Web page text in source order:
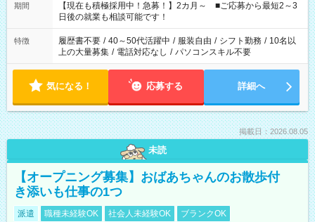
たくない」 など、ご希望を教えてくださいね。 ※Wワーク希望
の方へ 今ご覧のお仕事で希望する勤務時間と、もう1つのお仕事
の勤務時間。 合計で週40時間を超える場合は応募できません。
期間
【現在も積極採用中！急募！】2カ月～ ■ご応募から最短2～3
日後の就業も相談可能です！
特徴 履歴書不要 / 40～50代活躍中 / 服装自由 / シフト勤務 / 10名以
上の大量募集 / 電話対応なし / パソコンスキル不要
気になる！ 応募する 詳細へ
掲載日：2026.08.05
未読
【オープニング募集】おばあちゃんのお散歩付
き添いも仕事の1つ
派遣 職種未経験OK 社会人未経験OK
ブランクOK